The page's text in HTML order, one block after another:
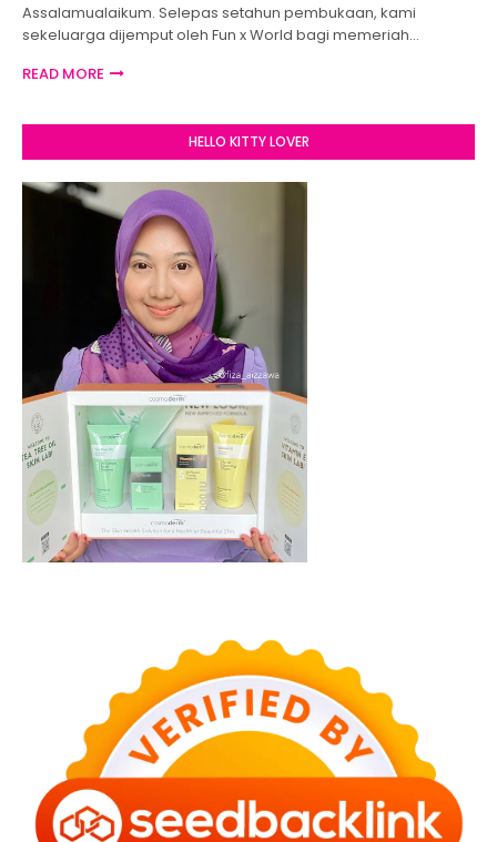
Assalamualaikum. Selepas setahun pembukaan, kami
sekeluarga dijemput oleh Fun x World bagi memeriah…
READ MORE
HELLO KITTY LOVER